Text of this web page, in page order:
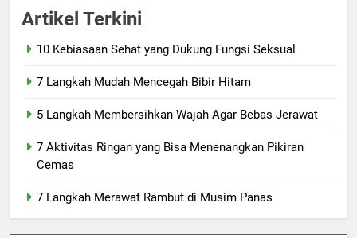
Artikel Terkini
10 Kebiasaan Sehat yang Dukung Fungsi Seksual
7 Langkah Mudah Mencegah Bibir Hitam
5 Langkah Membersihkan Wajah Agar Bebas Jerawat
7 Aktivitas Ringan yang Bisa Menenangkan Pikiran
Cemas
7 Langkah Merawat Rambut di Musim Panas